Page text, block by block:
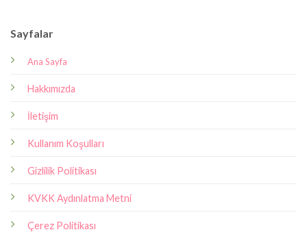
Sayfalar
Ana Sayfa
Hakkımızda
İletişim
Kullanım Koşulları
Gizlilik Politikası
KVKK Aydınlatma Metni
Çerez Politikası